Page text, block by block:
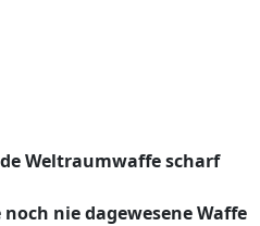
Weltraumwaffe scharf
nie dagewesene Waffe